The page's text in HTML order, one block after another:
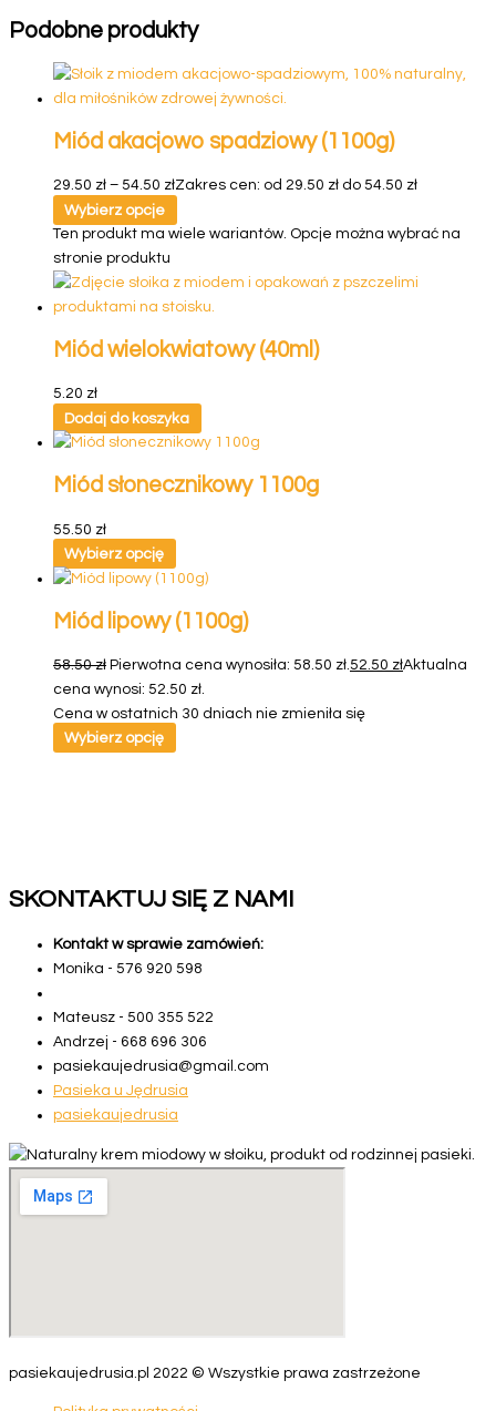
Podobne produkty
Miód akacjowo spadziowy (1100g)
29.50 zł – 54.50 złZakres cen: od 29.50 zł do 54.50 zł
Wybierz opcje
Ten produkt ma wiele wariantów. Opcje można wybrać na
stronie produktu
Miód wielokwiatowy (40ml)
5.20 zł
Dodaj do koszyka
Miód słonecznikowy 1100g
55.50 zł
Wybierz opcję
Miód lipowy (1100g)
58.50zł Pierwotna cena wynosiła: 58.50 zł. 52.50 złAktualna
cena wynosi: 52.50 zł.
Cena w ostatnich 30 dniach nie zmieniła się
Wybierz opcję
SKONTAKTUJ SIĘ Z NAMI
Kontakt w sprawie zamówień:
Monika - 576 920 598
Mateusz - 500 355 522
Andrzej - 668 696 306
pasiekaujedrusia@gmail.com
Pasieka u Jędrusia
pasiekaujedrusia
pasiekaujedrusia.pl 2022 © Wszystkie prawa zastrzeżone